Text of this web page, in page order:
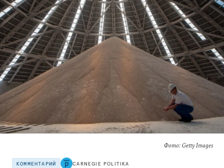
Фото: Getty Images
КОММЕНТАРИЙ CARNEGIE POLITIKA